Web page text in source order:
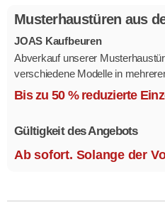
Musterhaustüren aus
JOAS Kaufbeuren
Abverkauf unserer
verschiedene Modelle in
Ausstattungsvarianten.
Bis zu 50 % reduzierte
Gültigkeit des Angebots
Ab sofort. Solange der